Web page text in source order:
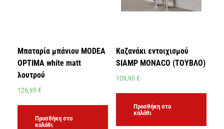
Μπαταρία μπάνιου MODEA
OPTIMA white matt
λουτρού
126,95€
Προσθήκη στο
καλάθι
Καζανάκι εντοιχισμού
SIAMP MONACO (ΤΟΥΒΛΟ)
109,90 €
Προσθήκη στο
καλάθι